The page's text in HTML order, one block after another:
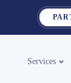
Services